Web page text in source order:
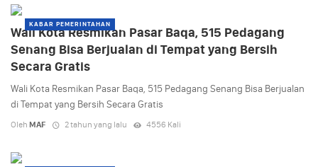
KABAR PEMERINTAHAN
Wali Kota Resmikan Pasar Baqa, 515 Pedagang
Senang Bisa Berjualan di Tempat yang Bersih
Secara Gratis
Wali Kota Resmikan Pasar Baqa, 515 Pedagang Senang Bisa Berjualan
di Tempat yang Bersih Secara Gratis
Oleh MAF 2 tahun yang lalu 4556 Kali